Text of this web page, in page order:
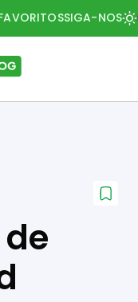
SIGA-NOS